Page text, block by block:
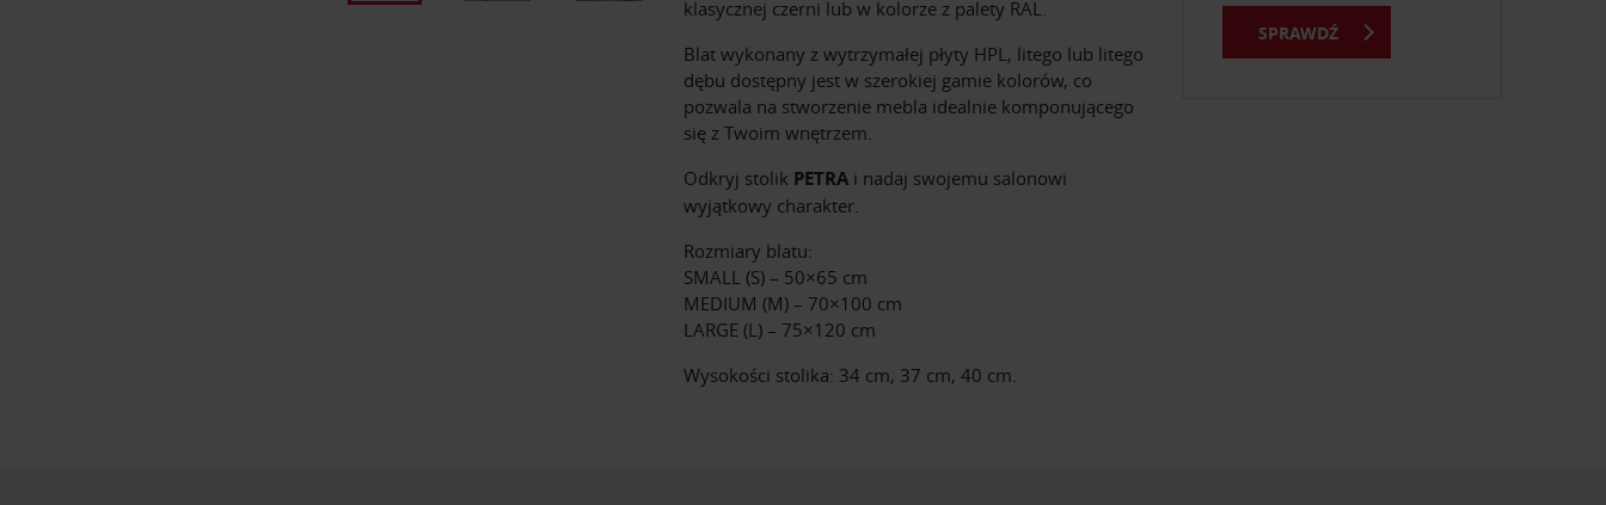
klasycznej czerni lub w kolorze z palety RAL.
Blat wykonany z wytrzymałej płyty HPL, litego lub litego
dębu dostępny jest w szerokiej gamie kolorów, co
pozwala na stworzenie mebla idealnie komponującego
się z Twoim wnętrzem.
Odkryj stolik PETRA i nadaj swojemu salonowi
wyjątkowy charakter.
Rozmiary blatu:
SMALL (S) – 50×65 cm
MEDIUM (M) – 70×100 cm
LARGE (L) – 75×120 cm
Wysokości stolika: 34 cm, 37 cm, 40 cm.
SPRAWDŹ